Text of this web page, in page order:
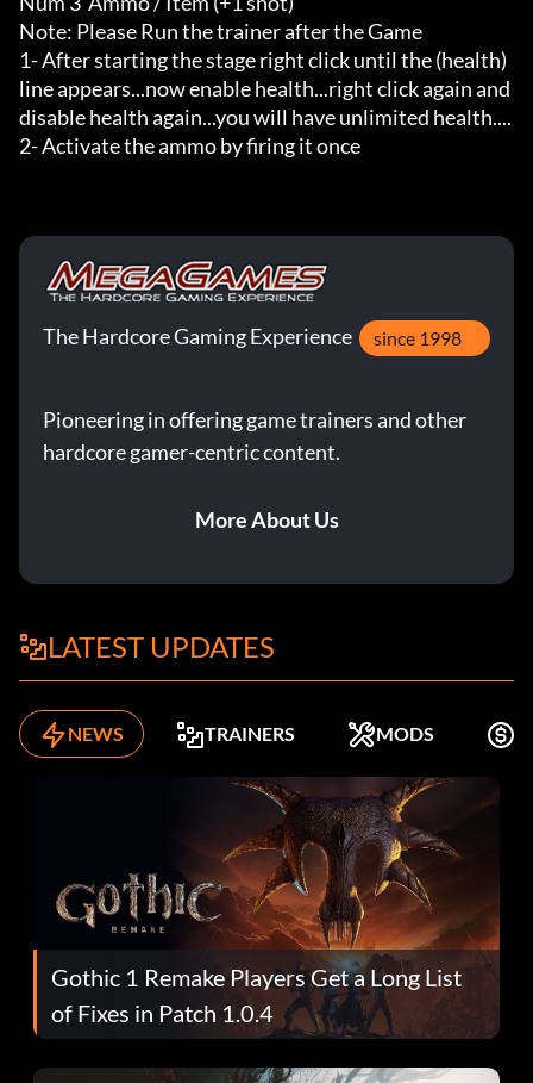
Note: Please Run the trainer after the Game
1- After starting the stage right click until the (health)
line appears...now enable health...right click again and
disable health again...you will have unlimited health....
2- Activate the ammo by firing it once
The Hardcore Gaming Experience since 1998
Pioneering in offering game trainers and other
hardcore gamer-centric content.
More About Us
LATEST UPDATES
NEWS TRAINERS MODS
Gothic 1 Remake Players Get a Long List
of Fixes in Patch 1.0.4